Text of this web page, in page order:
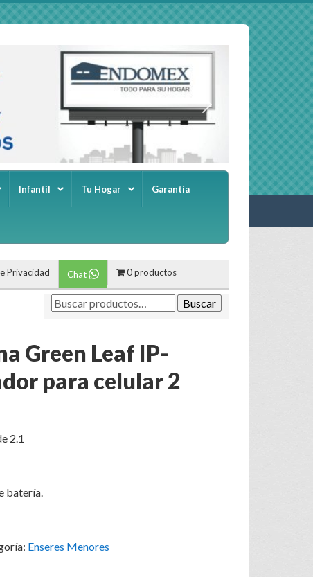
Infantil Tu Hogar Garantía
Privacidad Chat 0 productos
Buscar
Green Leaf IP-
para celular 2
2.1
batería.
Enseres Menores